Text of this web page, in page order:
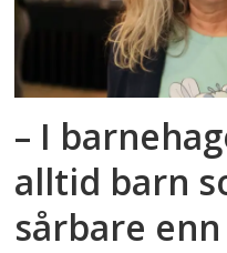
– I
alltid barn
sårbare